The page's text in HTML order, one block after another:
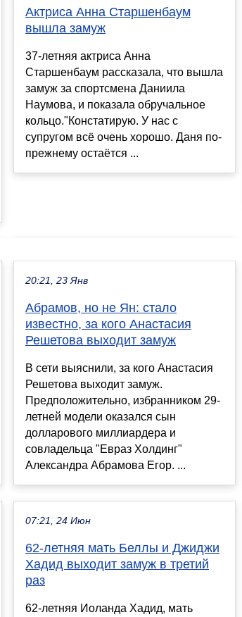
Актриса Анна Старшенбаум
вышла замуж
37-летняя актриса Анна
Старшенбаум рассказала, что вышла
замуж за спортсмена Даниила
Наумова, и показала обручальное
кольцо."Констатирую. У нас с
супругом всё очень хорошо. Даня по-
прежнему остаётся ...
20:21, 23 Янв
Абрамов, но не Ян: стало
известно, за кого Анастасия
Решетова выходит замуж
В сети выяснили, за кого Анастасия
Решетова выходит замуж.
Предположительно, избранником 29-
летней модели оказался сын
долларового миллиардера и
совладельца "Евраз Холдинг"
Александра Абрамова Егор. ...
07:21, 24 Июн
62-летняя мать Беллы и Джиджи
Хадид выходит замуж в третий
раз
62-летняя Иоланда Хадид, мать